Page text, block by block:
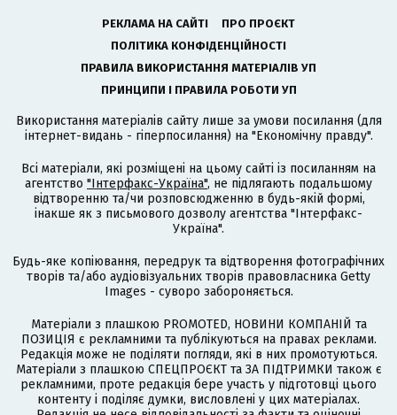
РЕКЛАМА НА САЙТІ
ПРО ПРОЄКТ
ПОЛІТИКА КОНФІДЕНЦІЙНОСТІ
ПРАВИЛА ВИКОРИСТАННЯ МАТЕРІАЛІВ УП
ПРИНЦИПИ І ПРАВИЛА РОБОТИ УП
Використання матеріалів сайту лише за умови посилання (для
інтернет-видань - гіперпосилання) на "Економічну правду".
Всі матеріали, які розміщені на цьому сайті із посиланням на
агентство "Інтерфакс-Україна", не підлягають подальшому
відтворенню та/чи розповсюдженню в будь-якій формі,
інакше як з письмового дозволу агентства "Інтерфакс-
Україна".
Будь-яке копіювання, передрук та відтворення фотографічних
творів та/або аудіовізуальних творів правовласника Getty
Images - суворо забороняється.
Матеріали з плашкою PROMOTED, НОВИНИ КОМПАНІЙ та
ПОЗИЦІЯ є рекламними та публікуються на правах реклами.
Редакція може не поділяти погляди, які в них промотуються.
Матеріали з плашкою СПЕЦПРОЄКТ та ЗА ПІДТРИМКИ також є
рекламними, проте редакція бере участь у підготовці цього
контенту і поділяє думки, висловлені у цих матеріалах.